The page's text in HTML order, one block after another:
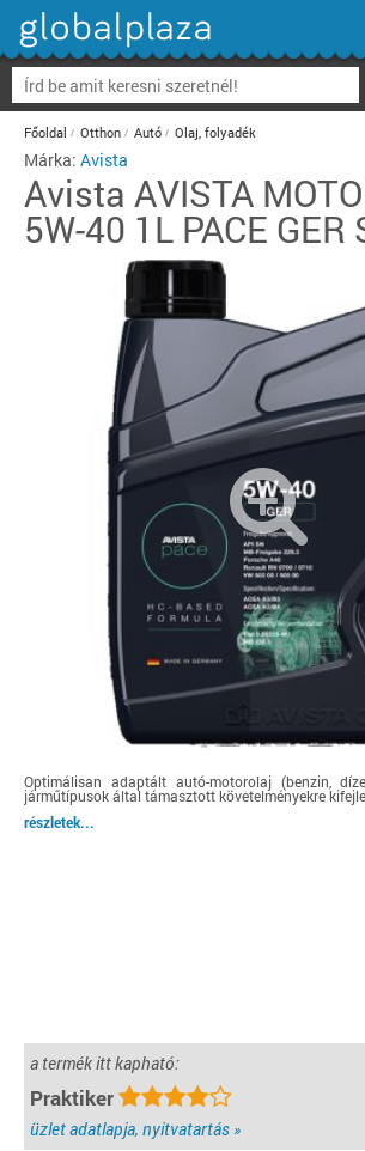
Főoldal Otthon Autó Olaj, folyadék
Márka: Avista
Avista AVISTA
5W-40 1L PACE GER
Optimálisan adaptált autó-motorolaj (benzin,
járműtípusok által támasztott követelményekre
részletek...
a termék itt kapható:
Praktiker
üzlet adatlapja, nyitvatartás »